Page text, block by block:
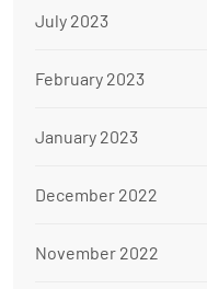
July 2023
February 2023
January 2023
December 2022
November 2022